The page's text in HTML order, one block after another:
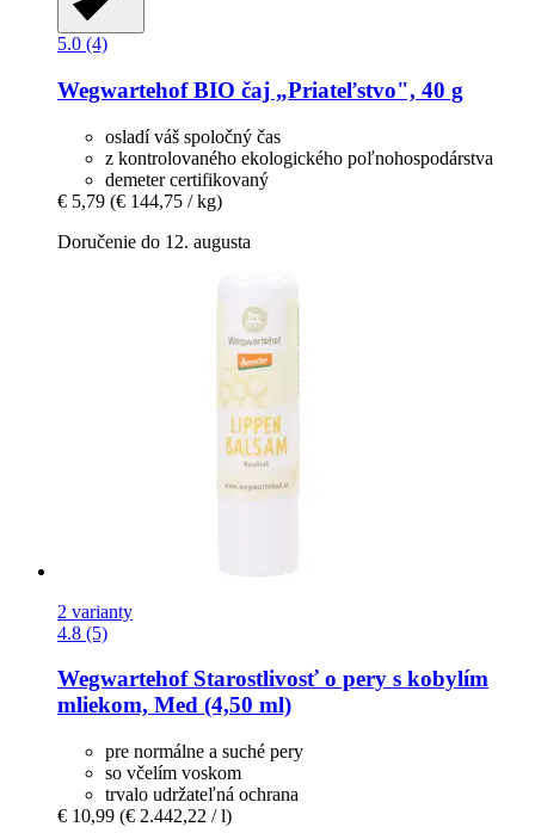
5.0 (4)
WegwartehofBIO čaj „Priateľstvo", 40 g
osladí váš spoločný čas
z kontrolovaného ekologického poľnohospodárstva
demeter certifikovaný
€ 5,79 (€ 144,75 / kg)
Doručenie do 12. augusta
2 varianty
4.8 (5)
WegwartehofStarostlivosť o pery s kobylím
mliekom, Med (4,50 ml)
pre normálne a suché pery
so včelím voskom
trvalo udržateľná ochrana
€ 10,99 (€ 2.442,22 / l)